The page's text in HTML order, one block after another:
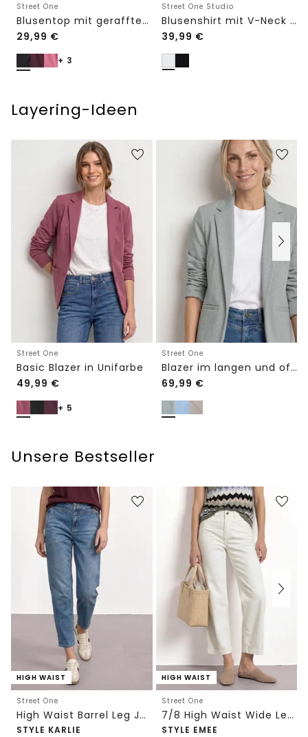
Street One
Blusentop mit gerafftem Rundhals
29,99 €
+ 3
Street One Studio
Blusenshirt mit V-Neck und Spitze
39,99 €
Layering-Ideen
Street One
Basic Blazer in Unifarbe
49,99 €
+ 5
Street One
Blazer im langen und offenen Schnitt
69,99 €
Unsere Bestseller
HIGH WAIST
Street One
High Waist Barrel Leg Jeans im Loose Fit
STYLE KARLIE
HIGH WAIST
Street One
7/8 High Waist Wide Leg Jeans im Loose Fit
STYLE EMEE